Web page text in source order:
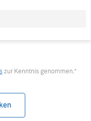
zur Kenntnis genommen.*